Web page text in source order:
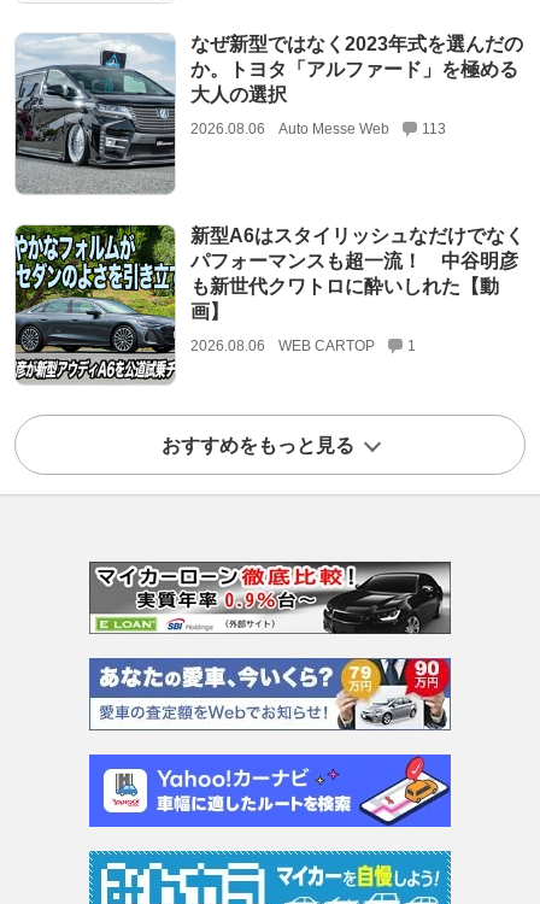
なぜ新型ではなく2023年式を選んだの
か。トヨタ「アルファード」を極める
大人の選択
2026.08.06 Auto Messe Web 113
新型A6はスタイリッシュなだけでなく
パフォーマンスも超一流！ 中谷明彦
も新世代クワトロに酔いしれた【動
画】
2026.08.06 WEB CARTOP 1
おすすめをもっと見る